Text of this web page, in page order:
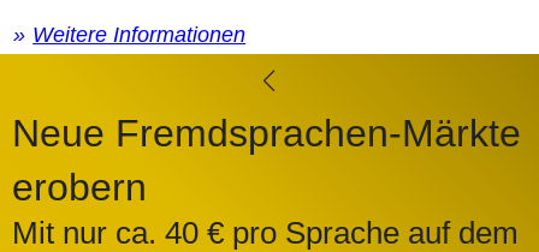
Weitere Informationen
Neue Fremdsprachen-Märkte
erobern
Mit nur ca. 40 € pro Sprache auf dem